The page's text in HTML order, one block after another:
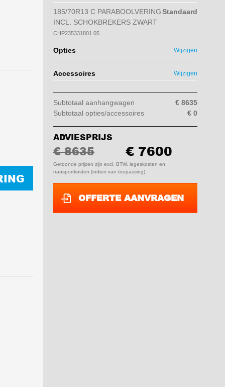
Standaard
185/70R13 C PARABOOLVERING
INCL. SCHOKBREKERS ZWART
CHP235331801.05
Opties Wijzigen
Accessoires Wijzigen
Subtotaal aanhangwagen
€ 8635
Subtotaal opties/accessoires
€ 0
ADVIESPRIJS
€ 8635 € 7600
Getoonde prijzen zijn excl. BTW, legeskosten en
transportkosten (indien van toepassing).
OFFERTE AANVRAGEN